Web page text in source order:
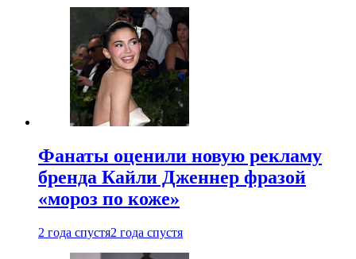
Фанаты оценили новую рекламу
бренда Кайли Дженнер фразой
«мороз по коже»
2 года спустя2 года спустя